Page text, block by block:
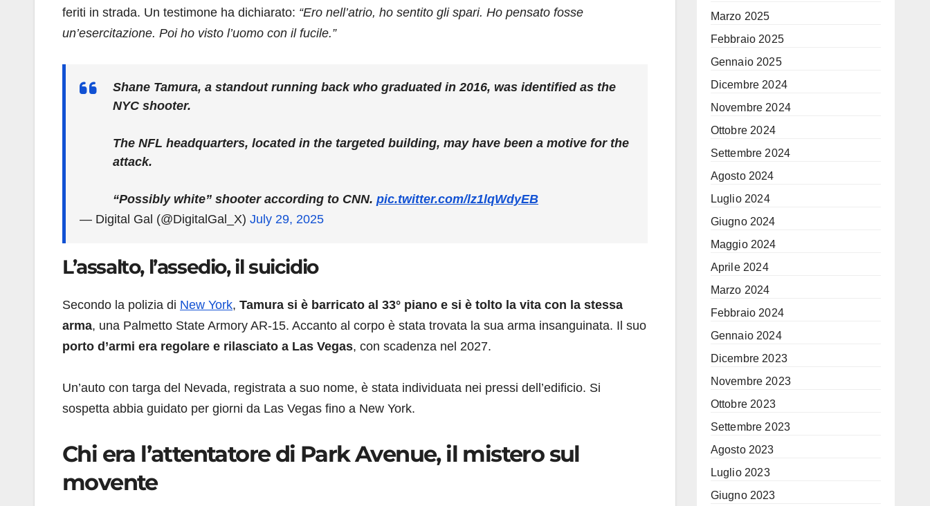
feriti in strada. Un testimone ha dichiarato: “Ero nell’atrio, ho sentito gli spari. Ho pensato fosse
un’esercitazione. Poi ho visto l’uomo con il fucile.”
Shane Tamura, a standout running back who graduated in 2016, was identified as the
NYC shooter.
The NFL headquarters, located in the targeted building, may have been a motive for the
attack.
“Possibly white” shooter according to CNN. pic.twitter.com/lz1lqWdyEB
— Digital Gal (@DigitalGal_X) July 29, 2025
L’assalto, l’assedio, il suicidio
Secondo la polizia di New York, Tamura si è barricato al 33° piano e si è tolto la vita con la stessa
arma, una Palmetto State Armory AR-15. Accanto al corpo è stata trovata la sua arma insanguinata. Il suo
porto d’armi era regolare e rilasciato a Las Vegas, con scadenza nel 2027.
Un’auto con targa del Nevada, registrata a suo nome, è stata individuata nei pressi dell’edificio. Si
sospetta abbia guidato per giorni da Las Vegas fino a New York.
Chi era l’attentatore di Park Avenue, il mistero sul
movente
Marzo 2025
Febbraio 2025
Gennaio 2025
Dicembre 2024
Novembre 2024
Ottobre 2024
Settembre 2024
Agosto 2024
Luglio 2024
Giugno 2024
Maggio 2024
Aprile 2024
Marzo 2024
Febbraio 2024
Gennaio 2024
Dicembre 2023
Novembre 2023
Ottobre 2023
Settembre 2023
Agosto 2023
Luglio 2023
Giugno 2023